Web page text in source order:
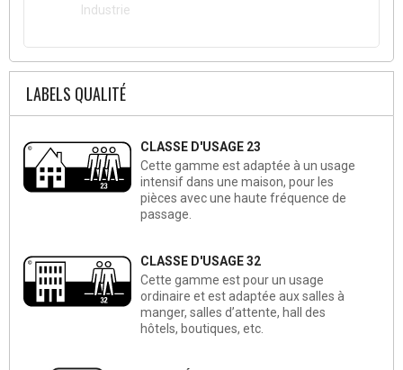
Industrie
LABELS QUALITÉ
CLASSE D'USAGE 23
Cette gamme est adaptée à un usage
intensif dans une maison, pour les
pièces avec une haute fréquence de
passage.
CLASSE D'USAGE 32
Cette gamme est pour un usage
ordinaire et est adaptée aux salles à
manger, salles d’attente, hall des
hôtels, boutiques, etc.